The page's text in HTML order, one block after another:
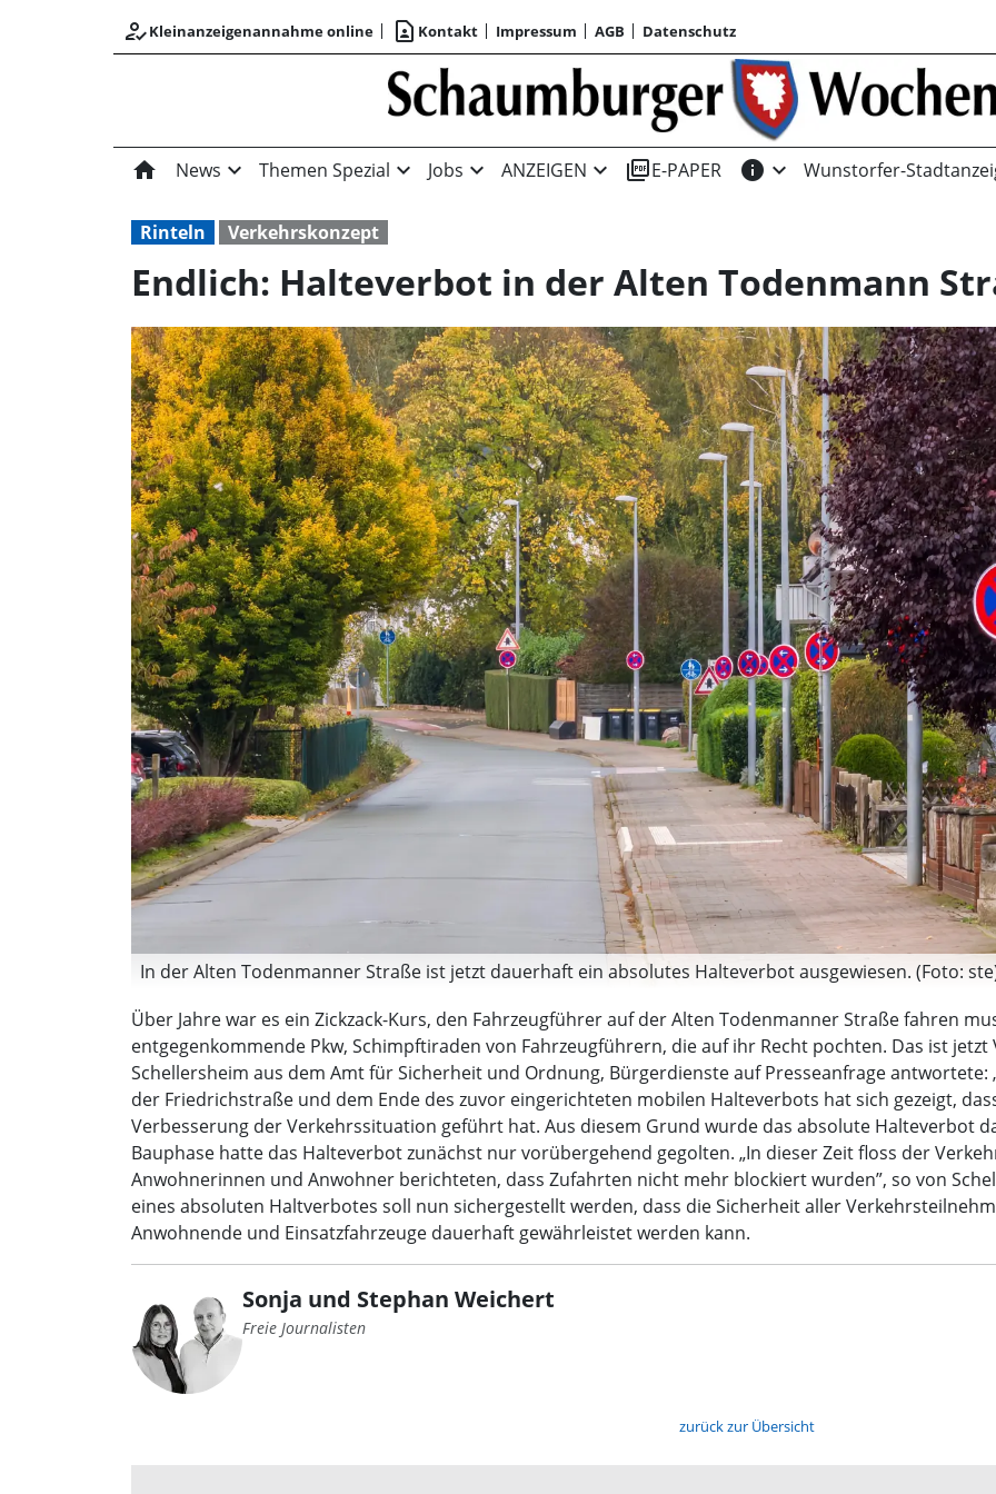
how_to_regKleinanzeigenannahme online contact_page Kontakt Impressum AGB Datenschutz
home News expand_more Themen Spezial expand_more Jobs expand_more ANZEIGEN expand_more picture_as_pdfE-PAPER info expand_more Wunstorfer-
Rinteln Verkehrskonzept
Endlich: Halteverbot in der Alten Todenmann
In der Alten Todenmanner Straße ist jetzt dauerhaft ein absolutes Halteverbot ausgewiesen. (Foto:
Über Jahre war es ein Zickzack-Kurs, den Fahrzeugführer auf der Alten Todenmanner Straße fahren
entgegenkommende Pkw, Schimpftiraden von Fahrzeugführern, die auf ihr Recht pochten. Das ist jetzt
Schellersheim aus dem Amt für Sicherheit und Ordnung, Bürgerdienste auf Presseanfrage antwortete:
der Friedrichstraße und dem Ende des zuvor eingerichteten mobilen Halteverbots hat sich gezeigt,
Verbesserung der Verkehrssituation geführt hat. Aus diesem Grund wurde das absolute Halteverbot
Bauphase hatte das Halteverbot zunächst nur vorübergehend gegolten. „In dieser Zeit floss der
Anwohnerinnen und Anwohner berichteten, dass Zufahrten nicht mehr blockiert wurden”, so von
eines absoluten Haltverbotes soll nun sichergestellt werden, dass die Sicherheit aller
Anwohnende und Einsatzfahrzeuge dauerhaft gewährleistet werden kann.
Sonja und Stephan Weichert
Freie Journalisten
zurück zur Übersicht